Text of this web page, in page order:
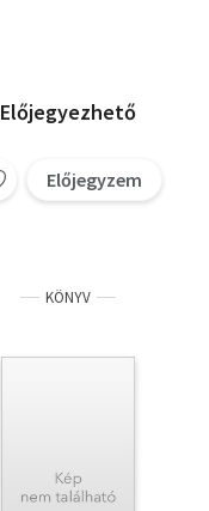
Előjegyezhető
Előjegyzem
KÖNYV